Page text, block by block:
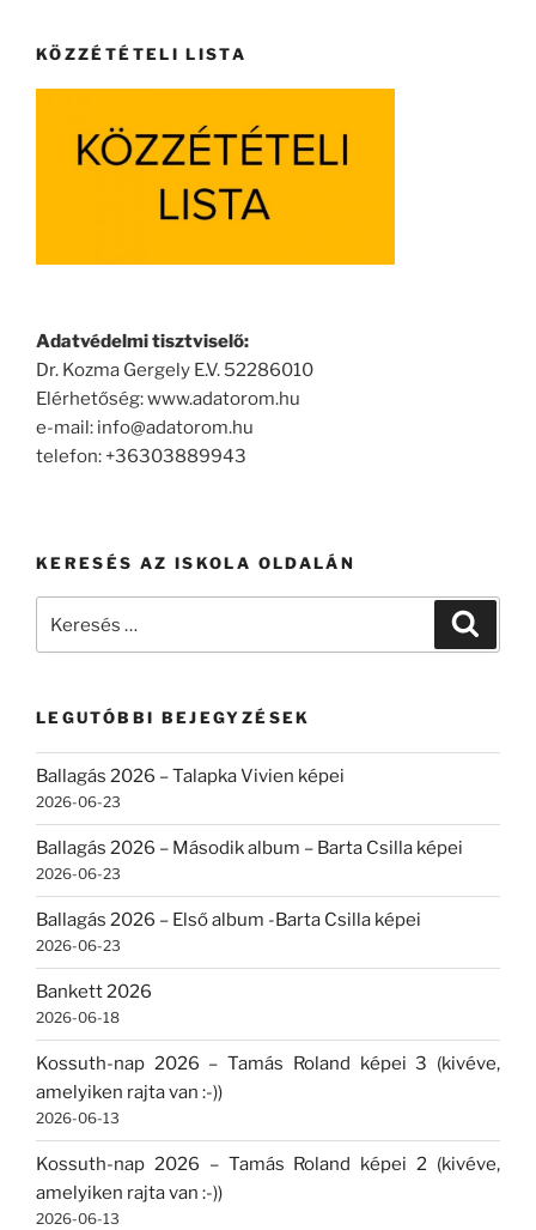
KÖZZÉTÉTELI LISTA
Adatvédelmi tisztviselő:
Dr. Kozma Gergely E.V. 52286010
Elérhetőség: www.adatorom.hu
e-mail: info@adatorom.hu
telefon: +36303889943
KERESÉS AZ ISKOLA OLDALÁN
LEGUTÓBBI BEJEGYZÉSEK
Ballagás 2026 – Talapka Vivien képei
2026-06-23
Ballagás 2026 – Második album – Barta Csilla képei
2026-06-23
Ballagás 2026 – Első album -Barta Csilla képei
2026-06-23
Bankett 2026
2026-06-18
Kossuth-nap 2026 – Tamás Roland képei 3 (kivéve,
amelyiken rajta van :-))
2026-06-13
Kossuth-nap 2026 – Tamás Roland képei 2 (kivéve,
amelyiken rajta van :-))
2026-06-13